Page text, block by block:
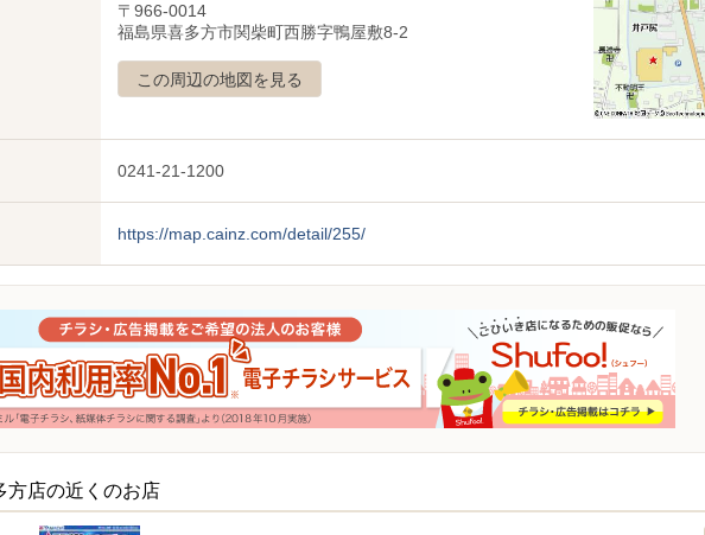
〒966-0014
福島県喜多方市関柴町西勝字鴨屋敷8-2
この周辺の地図を見る
0241-21-1200
https://map.cainz.com/detail/255/
方店の近くのお店